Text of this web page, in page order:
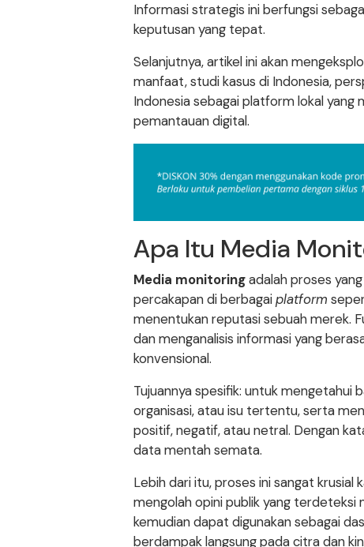
Informasi strategis ini berfungsi
keputusan yang tepat.
Selanjutnya, artikel ini akan
manfaat, studi kasus di Indonesia,
Indonesia sebagai platform lokal yang
pemantauan digital.
Apa Itu Media
Media monitoringadalah proses
percakapan di berbagaiplatform
menentukan reputasi sebuah merek.
dan menganalisis informasi yang
konvensional.
Tujuannya spesifik: untuk mengetahui
organisasi, atau isu tertentu, serta
positif, negatif, atau netral. Dengan
data mentah semata.
Lebih dari itu, proses ini sangat
mengolah opini publik yang terdeteksi
kemudian dapat digunakan sebagai
berdampak langsung pada citra dan